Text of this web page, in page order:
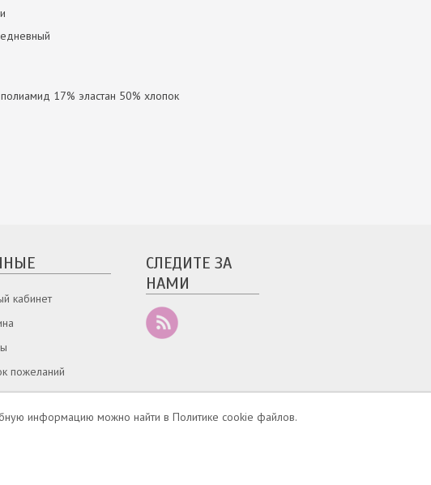
17% эластан 50% хлопок
кабинет
пожеланий
смотрели
СЛЕДИТЕ ЗА
НАМИ
информацию можно найти в Политике cookie файлов.